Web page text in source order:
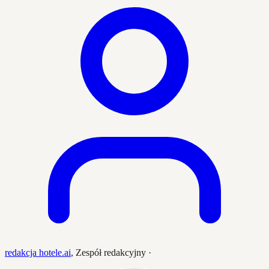
redakcja hotele.ai, Zespół redakcyjny ·